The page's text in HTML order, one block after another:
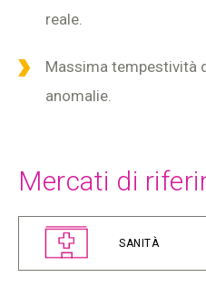
reale.
Massima tempestività
anomalie.
Mercati di
SANITÀ